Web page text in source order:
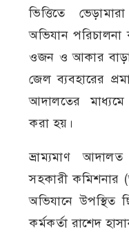
ভিত্তিতে
অভিযান
ওজন ও আকার
জেল ব্যবহারের
আদালতের মাধ্যমে
করা হয়।
ভ্রাম্যমাণ
সহকারী কমিশনার
অভিযানে উপস্থিত
কর্মকর্তা রাশেদ